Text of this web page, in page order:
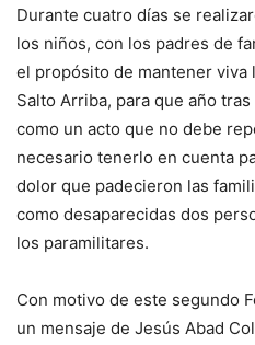
Durante cuatro días se
los niños, con los padres de
el propósito de mantener viva
Salto Arriba, para que año
como un acto que no debe
necesario tenerlo en cuenta
dolor que padecieron las
como desaparecidas dos
los paramilitares.
Con motivo de este segundo
un mensaje de Jesús Abad